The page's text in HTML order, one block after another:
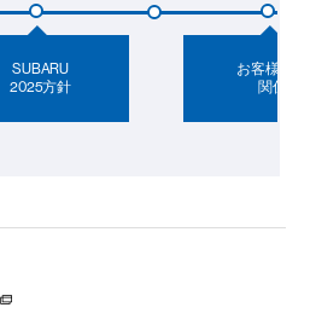
SUBARU
2025方針
お客様との
関係